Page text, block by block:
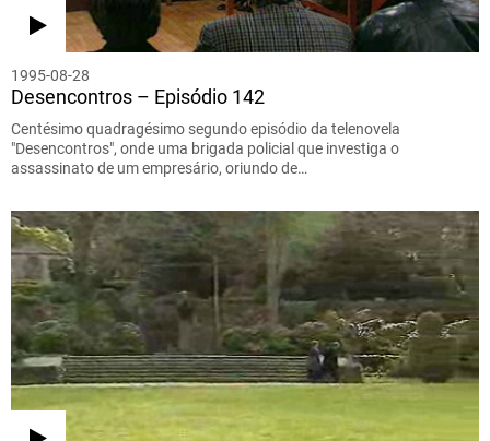
1995-08-28
Desencontros – Episódio 142
Centésimo quadragésimo segundo episódio da telenovela
"Desencontros", onde uma brigada policial que investiga o
assassinato de um empresário, oriundo de…